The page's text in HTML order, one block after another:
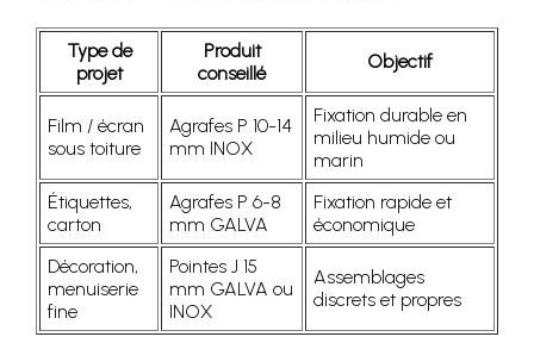
Type de
projet
Produit
conseillé
Objectif
Film / écran
sous toiture
Agrafes P 10-14
mm INOX
Fixation durable en
milieu humide ou
marin
Étiquettes,
carton
Agrafes P 6-8
mm GALVA
Fixation rapide et
économique
Décoration,
menuiserie
fine
Pointes J 15
mm GALVA ou
INOX
Assemblages
discrets et propres